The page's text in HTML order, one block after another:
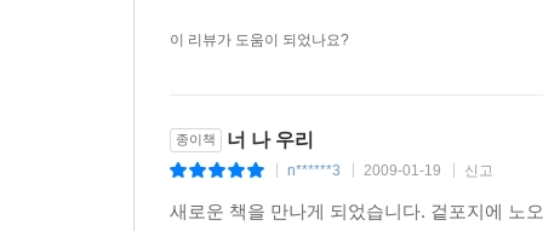
이 리뷰가 도움이 되었나요?
종이책 너 나 우리
n******3 2009-01-19 신고
새로운 책을 만나게 되었습니다. 겉포지에 노